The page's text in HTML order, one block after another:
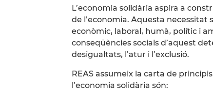
L’economia solidària aspira a
de l’economia. Aquesta
econòmic, laboral, humà, polític i
conseqüències socials d’aquest
desigualtats, l’atur i l’exclusió.
REAS assumeix la carta de
l’economia solidària són: